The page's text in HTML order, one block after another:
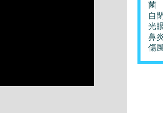
菌
自
光
鼻
傷